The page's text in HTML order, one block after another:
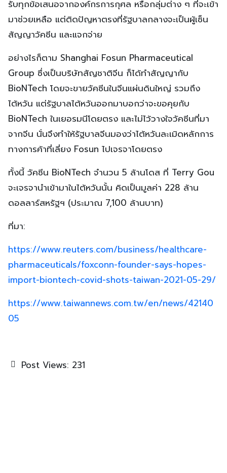
รับทุกข้อเสนอจากองค์กรการกุศล หรือกลุ่มต่าง ๆ ที่จะเข้า
มาช่วยเหลือ แต่ติดปัญหาตรงที่รัฐบาลกลางจะเป็นผู้เซ็น
สัญญาวัคซีน และแจกจ่าย
อย่างไรก็ตาม Shanghai Fosun Pharmaceutical
Group ซึ่งเป็นบริษัทสัญชาติจีน ก็ได้ทำสัญญากับ
BioNTech โดยจะขายวัคซีนในจีนแผ่นดินใหญ่ รวมถึง
ไต้หวัน แต่รัฐบาลไต้หวันออกมาบอกว่าจะขอคุยกับ
BioNTech ในเยอรมนีโดยตรง และไม่ไว้วางใจวัคซีนที่มา
จากจีน นั่นจึงทำให้รัฐบาลจีนมองว่าไต้หวันละเมิดหลักการ
ทางการค้าที่เลี่ยง Fosun ไปเจรจาโดยตรง
ทั้งนี้ วัคซีน BioNTech จำนวน 5 ล้านโดส ที่ Terry Gou
จะเจรจานำเข้ามาในไต้หวันนั้น คิดเป็นมูลค่า 228 ล้าน
ดอลลาร์สหรัฐฯ (ประมาณ 7,100 ล้านบาท)
ที่มา:
https://www.reuters.com/business/healthcare-
pharmaceuticals/foxconn-founder-says-hopes-
import-biontech-covid-shots-taiwan-2021-05-29/
https://www.taiwannews.com.tw/en/news/42140
05
Post Views: 231